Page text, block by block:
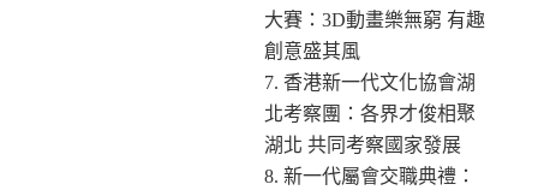
大賽：3D動畫樂無窮 有趣
創意盛其風
7. 香港新一代文化協會湖
北考察團：各界才俊相聚
湖北 共同考察國家發展
8. 新一代屬會交職典禮：